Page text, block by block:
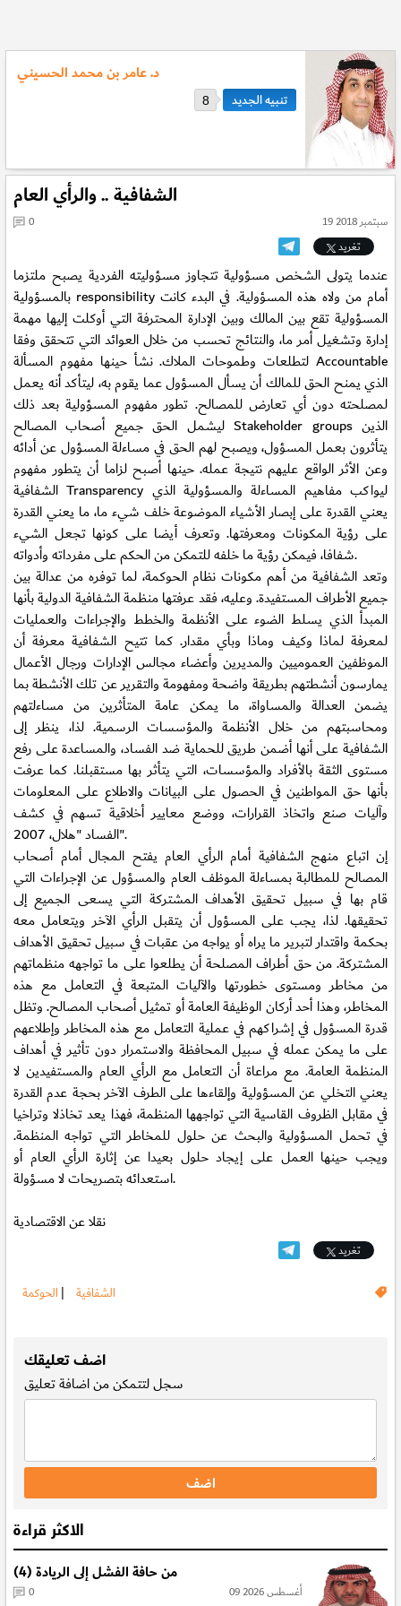
د. عامر بن محمد الحسيني
8
الشفافية .. والرأي العام
19 سبتمبر 2018
0
تغريد
عندما يتولى الشخص مسؤولية تتجاوز مسؤوليته الفردية يصبح ملتزما
بالمسؤولية responsibility أمام من ولاه هذه المسؤولية. في البدء كانت
المسؤولية تقع بين المالك وبين الإدارة المحترفة التي أوكلت إليها مهمة
إدارة وتشغيل أمر ما، والنتائج تحسب من خلال العوائد التي تتحقق وفقا
لتطلعات وطموحات الملاك. نشأ حينها مفهوم المسألة Accountable
الذي يمنح الحق للمالك أن يسأل المسؤول عما يقوم به، ليتأكد أنه يعمل
لمصلحته دون أي تعارض للمصالح. تطور مفهوم المسؤولية بعد ذلك
ليشمل الحق جميع أصحاب المصالح Stakeholder groups الذين
يتأثرون بعمل المسؤول، ويصبح لهم الحق في مساءلة المسؤول عن أدائه
وعن الأثر الواقع عليهم نتيجة عمله. حينها أصبح لزاما أن يتطور مفهوم
الشفافية Transparency ليواكب مفاهيم المساءلة والمسؤولية الذي
يعني القدرة على إبصار الأشياء الموضوعة خلف شيء ما، ما يعني القدرة
على رؤية المكونات ومعرفتها. وتعرف أيضا على كونها تجعل الشيء
شفافا، فيمكن رؤية ما خلفه للتمكن من الحكم على مفرداته وأدواته.
وتعد الشفافية من أهم مكونات نظام الحوكمة، لما توفره من عدالة بين
جميع الأطراف المستفيدة. وعليه، فقد عرفتها منظمة الشفافية الدولية بأنها
المبدأ الذي يسلط الضوء على الأنظمة والخطط والإجراءات والعمليات
لمعرفة لماذا وكيف وماذا وبأي مقدار. كما تتيح الشفافية معرفة أن
الموظفين العموميين والمديرين وأعضاء مجالس الإدارات ورجال الأعمال
يمارسون أنشطتهم بطريقة واضحة ومفهومة والتقرير عن تلك الأنشطة بما
يضمن العدالة والمساواة، ما يمكن عامة المتأثرين من مساءلتهم
ومحاسبتهم من خلال الأنظمة والمؤسسات الرسمية. لذا، ينظر إلى
الشفافية على أنها أضمن طريق للحماية ضد الفساد، والمساعدة على رفع
مستوى الثقة بالأفراد والمؤسسات، التي يتأثر بها مستقبلنا. كما عرفت
بأنها حق المواطنين في الحصول على البيانات والاطلاع على المعلومات
وآليات صنع واتخاذ القرارات، ووضع معايير أخلاقية تسهم في كشف
الفساد "هلال، 2007".
إن اتباع منهج الشفافية أمام الرأي العام يفتح المجال أمام أصحاب
المصالح للمطالبة بمساءلة الموظف العام والمسؤول عن الإجراءات التي
قام بها في سبيل تحقيق الأهداف المشتركة التي يسعى الجميع إلى
تحقيقها. لذا، يجب على المسؤول أن يتقبل الرأي الآخر ويتعامل معه
بحكمة واقتدار لتبرير ما يراه أو يواجه من عقبات في سبيل تحقيق الأهداف
المشتركة. من حق أطراف المصلحة أن يطلعوا على ما تواجهه منظماتهم
من مخاطر ومستوى خطورتها والآليات المتبعة في التعامل مع هذه
المخاطر، وهذا أحد أركان الوظيفة العامة أو تمثيل أصحاب المصالح. وتظل
قدرة المسؤول في إشراكهم في عملية التعامل مع هذه المخاطر وإطلاعهم
على ما يمكن عمله في سبيل المحافظة والاستمرار دون تأثير في أهداف
المنظمة العامة. مع مراعاة أن التعامل مع الرأي العام والمستفيدين لا
يعني التخلي عن المسؤولية وإلقاءها على الطرف الآخر بحجة عدم القدرة
في مقابل الظروف القاسية التي تواجهها المنظمة، فهذا يعد تخاذلا وتراخيا
في تحمل المسؤولية والبحث عن حلول للمخاطر التي تواجه المنظمة.
ويجب حينها العمل على إيجاد حلول بعيدا عن إثارة الرأي العام أو
استعدائه بتصريحات لا مسؤولة.
نقلا عن الاقتصادية
تغريد
الشفافية | الحوكمة
اضف تعليقك
سجللتتمكن من اضافة تعليق
الاكثر قراءة
من حافة الفشل إلى الريادة (4)
09 أغسطس 2026 0